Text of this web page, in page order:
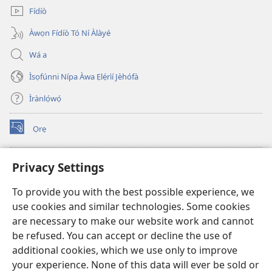
Privacy Settings
To provide you with the best possible experience, we
use cookies and similar technologies. Some cookies
are necessary to make our website work and cannot
be refused. You can accept or decline the use of
additional cookies, which we use only to improve
your experience. None of this data will ever be sold or
Fídíò
Àwọn Fídíò Tó Ní Àlàyé
Wá a
Ìsọfúnni Nípa Àwa Ẹlẹ́rìí Jèhófà
Ìrànlọ́wọ́
Ọrẹ
(opens
new
ÀKÁ ÌWÉ ORÍ ÍŃTÁNẸ́Ẹ̀TÌ TI Watchtower™
(opens
window)JW Hub
(opens
new
window)JW Library
Watchtower Library ®